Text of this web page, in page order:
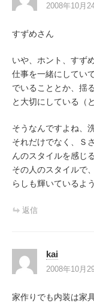
2008年10月
すずめさん
いや、ホント、すず
仕事を一緒にしてい
でいることとか、揺
と大切にしている（
そうなんですよね、
それだけでなく、Ｓ
んのスタイルを感じ
その人のスタイルで
らしも輝いているよ
返信
kai
2008年10月
家作りでも内装は家